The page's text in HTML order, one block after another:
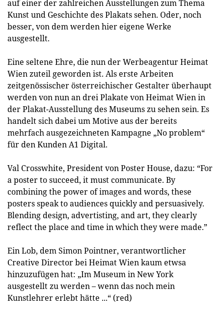
auf einer der zahlreichen Ausstellungen zum Thema
Kunst und Geschichte des Plakats sehen. Oder, noch
besser, von dem werden hier eigene Werke
ausgestellt.
Eine seltene Ehre, die nun der Werbeagentur Heimat
Wien zuteil geworden ist. Als erste Arbeiten
zeitgenössischer österreichischer Gestalter überhaupt
werden von nun an drei Plakate von Heimat Wien in
der Plakat-Ausstellung des Museums zu sehen sein. Es
handelt sich dabei um Motive aus der bereits
mehrfach ausgezeichneten Kampagne „No problem“
für den Kunden A1 Digital.
Val Crosswhite, President von Poster House, dazu: “For
a poster to succeed, it must communicate. By
combining the power of images and words, these
posters speak to audiences quickly and persuasively.
Blending design, advertisting, and art, they clearly
reflect the place and time in which they were made.”
Ein Lob, dem Simon Pointner, verantwortlicher
Creative Director bei Heimat Wien kaum etwsa
hinzuzufügen hat: „Im Museum in New York
ausgestellt zu werden – wenn das noch mein
Kunstlehrer erlebt hätte ...“ (red)